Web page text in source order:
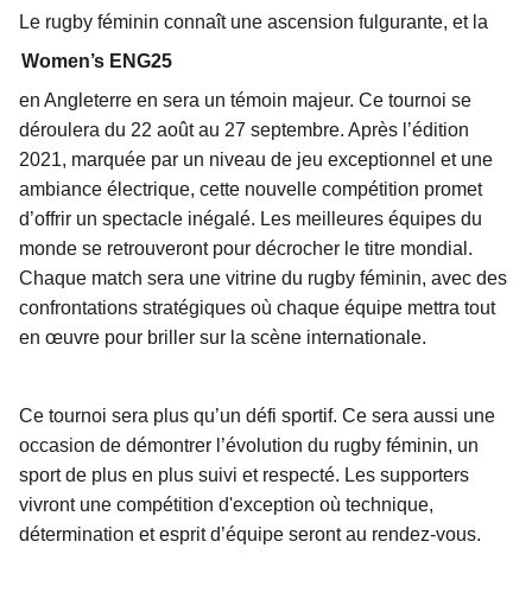
Le rugby féminin connaît une ascension fulgurante, et la
Women’s ENG25
en Angleterre en sera un témoin majeur. Ce tournoi se
déroulera du 22 août au 27 septembre. Après l’édition
2021, marquée par un niveau de jeu exceptionnel et une
ambiance électrique, cette nouvelle compétition promet
d’offrir un spectacle inégalé. Les meilleures équipes du
monde se retrouveront pour décrocher le titre mondial.
Chaque match sera une vitrine du rugby féminin, avec des
confrontations stratégiques où chaque équipe mettra tout
en œuvre pour briller sur la scène internationale.
Ce tournoi sera plus qu’un défi sportif. Ce sera aussi une
occasion de démontrer l’évolution du rugby féminin, un
sport de plus en plus suivi et respecté. Les supporters
vivront une compétition d'exception où technique,
détermination et esprit d’équipe seront au rendez-vous.